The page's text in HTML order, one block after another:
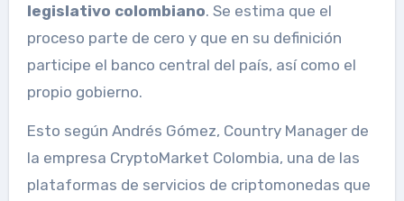
legislativo colombiano. Se estima que el
proceso parte de cero y que en su definición
participe el banco central del país, así como el
propio gobierno.
Esto según Andrés Gómez, Country Manager de
la empresa CryptoMarket Colombia, una de las
plataformas de servicios de criptomonedas que